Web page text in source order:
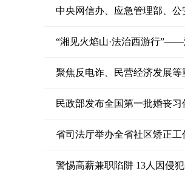
中央网信办、应急管理部、公
“湘见火焰山·法治西游行
民政部发布全国第一批婚丧
省司法厅举办全省社区矫正
警惕高薪兼职陷阱 13人因侵